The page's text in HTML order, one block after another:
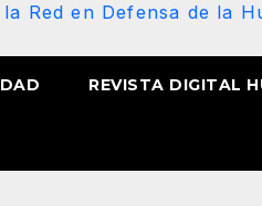
Red en Defensa de la
REVISTA DIGITAL